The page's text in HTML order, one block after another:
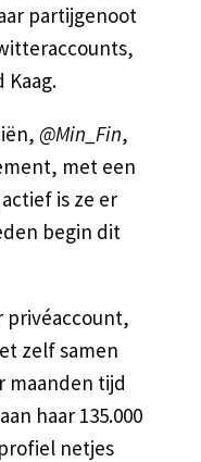
partijgenoot
Kaag.
@Min_Fin,
met een
is ze er
begin dit
privéaccount,
zelf samen
maanden tijd
haar 135.000
netjes